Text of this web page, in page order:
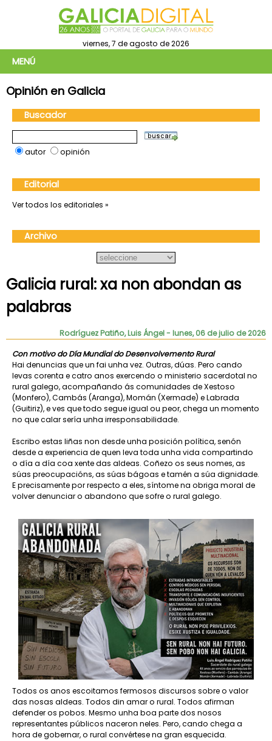
viernes, 7 de agosto de 2026
MENÚ
Opinión en Galicia
Buscador
autor opinión
Editorial
Ver todos los editoriales »
Archivo
Galicia rural: xa non abondan as
palabras
Rodríguez Patiño, Luis Ángel- lunes, 06 de julio de 2026
Con motivo do Día Mundial do Desenvolvemento Rural
Hai denuncias que un fai unha vez. Outras, dúas. Pero cando
levas corenta e catro anos exercendo o ministerio sacerdotal no
rural galego, acompañando ás comunidades de Xestoso
(Monfero), Cambás (Aranga), Momán (Xermade) e Labrada
(Guitiriz), e ves que todo segue igual ou peor, chega un momento
no que calar sería unha irresponsabilidade.
Escribo estas liñas non desde unha posición política, senón
desde a experiencia de quen leva toda unha vida compartindo
o día a día coa xente das aldeas. Coñezo os seus nomes, as
súas preocupacións, as súas bágoas e tamén a súa dignidade.
E precisamente por respecto a eles, síntome na obriga moral de
volver denunciar o abandono que sofre o rural galego.
Todos os anos escoitamos fermosos discursos sobre o valor
das nosas aldeas. Todos din amar o rural. Todos afirman
defender os pobos. Mesmo unha boa parte dos nosos
representantes públicos naceron neles. Pero, cando chega a
hora de gobernar, o rural convértese na gran esquecida.